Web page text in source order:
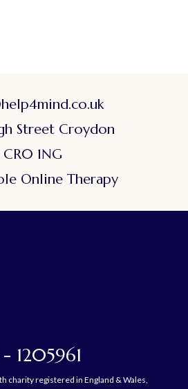
Street Croydon
CR0 1NG
Online Therapy
1205961
charity registered in England & Wales,